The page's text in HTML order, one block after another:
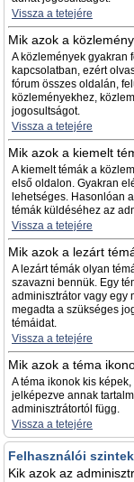
Vissza a tetejére
Mik azok a
A közlemények gyakran
kapcsolatban, ezért
fórum összes oldalán,
közleményekhez,
jogosultságot.
Vissza a tetejére
Mik azok a kiemelt
A kiemelt témák a
első oldalon. Gyakran
lehetséges. Hasonlóan
témák küldéséhez az
Vissza a tetejére
Mik azok a lezárt
A lezárt témák olyan
szavazni bennük. Egy
adminisztrátor vagy egy
megadta a szükséges
témáidat.
Vissza a tetejére
Mik azok a téma
A téma ikonok kis
jelképezve annak
adminisztrátortól függ.
Vissza a tetejére
Felhasználói
Kik azok az